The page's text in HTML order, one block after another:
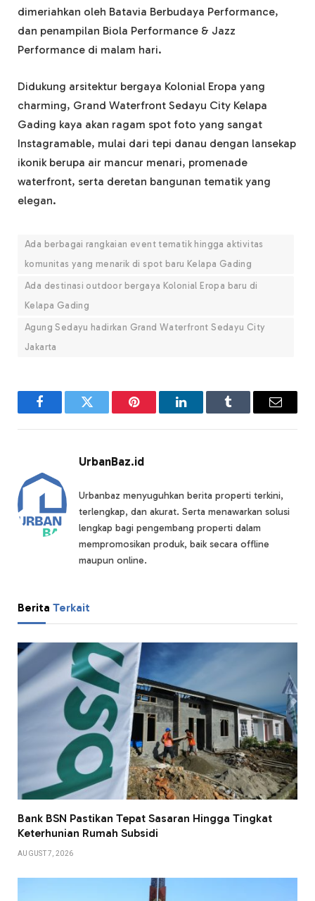
dimeriahkan oleh Batavia Berbudaya Performance,
dan penampilan Biola Performance & Jazz
Performance di malam hari.
Didukung arsitektur bergaya Kolonial Eropa yang
charming, Grand Waterfront Sedayu City Kelapa
Gading kaya akan ragam spot foto yang sangat
Instagramable, mulai dari tepi danau dengan lansekap
ikonik berupa air mancur menari, promenade
waterfront, serta deretan bangunan tematik yang
elegan.
Ada berbagai rangkaian event tematik hingga aktivitas
komunitas yang menarik di spot baru Kelapa Gading
Ada destinasi outdoor bergaya Kolonial Eropa baru di
Kelapa Gading
Agung Sedayu hadirkan Grand Waterfront Sedayu City
Jakarta
FacebookTwitter Pinterest LinkedInTumblr Email
UrbanBaz.id
Urbanbaz menyuguhkan berita properti terkini,
terlengkap, dan akurat. Serta menawarkan solusi
lengkap bagi pengembang properti dalam
mempromosikan produk, baik secara offline
maupun online.
Berita Terkait
Bank BSN Pastikan Tepat Sasaran Hingga Tingkat
Keterhunian Rumah Subsidi
AUGUST 7, 2026